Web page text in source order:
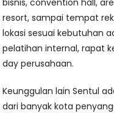
bisnis, convention hall,
resort, sampai tempat
lokasi sesuai kebutuhan
pelatihan internal, rapat
day perusahaan.
Keunggulan lain Sentul
dari banyak kota